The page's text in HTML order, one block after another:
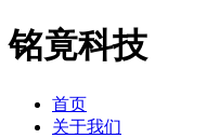
铭竟科技
首页
关于我们